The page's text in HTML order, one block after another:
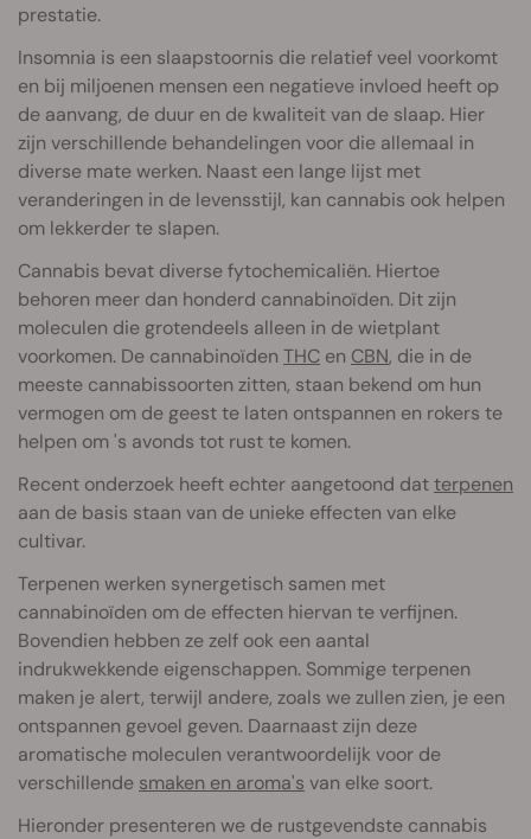
prestatie.
Insomnia is een slaapstoornis die relatief veel voorkomt
en bij miljoenen mensen een negatieve invloed heeft op
de aanvang, de duur en de kwaliteit van de slaap. Hier
zijn verschillende behandelingen voor die allemaal in
diverse mate werken. Naast een lange lijst met
veranderingen in de levensstijl, kan cannabis ook helpen
om lekkerder te slapen.
Cannabis bevat diverse fytochemicaliën. Hiertoe
behoren meer dan honderd cannabinoïden. Dit zijn
moleculen die grotendeels alleen in de wietplant
voorkomen. De cannabinoïden THC en CBN, die in de
meeste cannabissoorten zitten, staan bekend om hun
vermogen om de geest te laten ontspannen en rokers te
helpen om 's avonds tot rust te komen.
Recent onderzoek heeft echter aangetoond datterpenen
aan de basis staan van de unieke effecten van elke
cultivar.
Terpenen werken synergetisch samen met
cannabinoïden om de effecten hiervan te verfijnen.
Bovendien hebben ze zelf ook een aantal
indrukwekkende eigenschappen. Sommige terpenen
maken je alert, terwijl andere, zoals we zullen zien, je een
ontspannen gevoel geven. Daarnaast zijn deze
aromatische moleculen verantwoordelijk voor de
verschillende smaken en aroma's van elke soort.
Hieronder presenteren we de rustgevendste cannabis